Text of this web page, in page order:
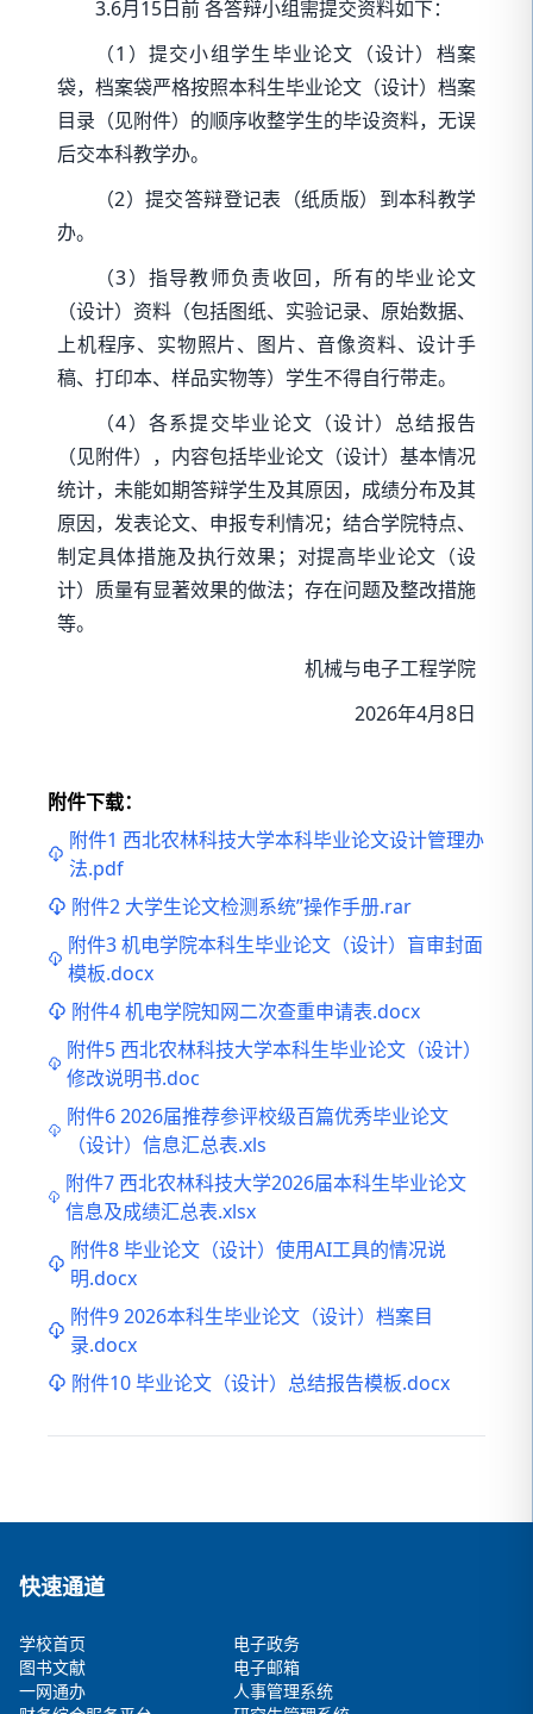
3.6月15日前 各答辩小组需提交资料如下：
（1）提交小组学生毕业论文（设计）档案
袋，档案袋严格按照本科生毕业论文（设计）档案
目录（见附件）的顺序收整学生的毕设资料，无误
后交本科教学办。
（2）提交答辩登记表（纸质版）到本科教学
办。
（3）指导教师负责收回，所有的毕业论文
（设计）资料（包括图纸、实验记录、原始数据、
上机程序、实物照片、图片、音像资料、设计手
稿、打印本、样品实物等）学生不得自行带走。
（4）各系提交毕业论文（设计）总结报告
（见附件），内容包括毕业论文（设计）基本情况
统计，未能如期答辩学生及其原因，成绩分布及其
原因，发表论文、申报专利情况；结合学院特点、
制定具体措施及执行效果；对提高毕业论文（设
计）质量有显著效果的做法；存在问题及整改措施
等。
机械与电子工程学院
2026年4月8日
附件下载：
附件1 西北农林科技大学本科毕业论文设计管理办
法.pdf
附件2 大学生论文检测系统”操作手册.rar
附件3 机电学院本科生毕业论文（设计）盲审封面
模板.docx
附件4 机电学院知网二次查重申请表.docx
附件5 西北农林科技大学本科生毕业论文（设计）
修改说明书.doc
附件6 2026届推荐参评校级百篇优秀毕业论文
（设计）信息汇总表.xls
附件7 西北农林科技大学2026届本科生毕业论文
信息及成绩汇总表.xlsx
附件8 毕业论文（设计）使用AI工具的情况说
明.docx
附件9 2026本科生毕业论文（设计）档案目
录.docx
附件10 毕业论文（设计）总结报告模板.docx
快速通道
学校首页
电子政务
图书文献
电子邮箱
一网通办
人事管理系统